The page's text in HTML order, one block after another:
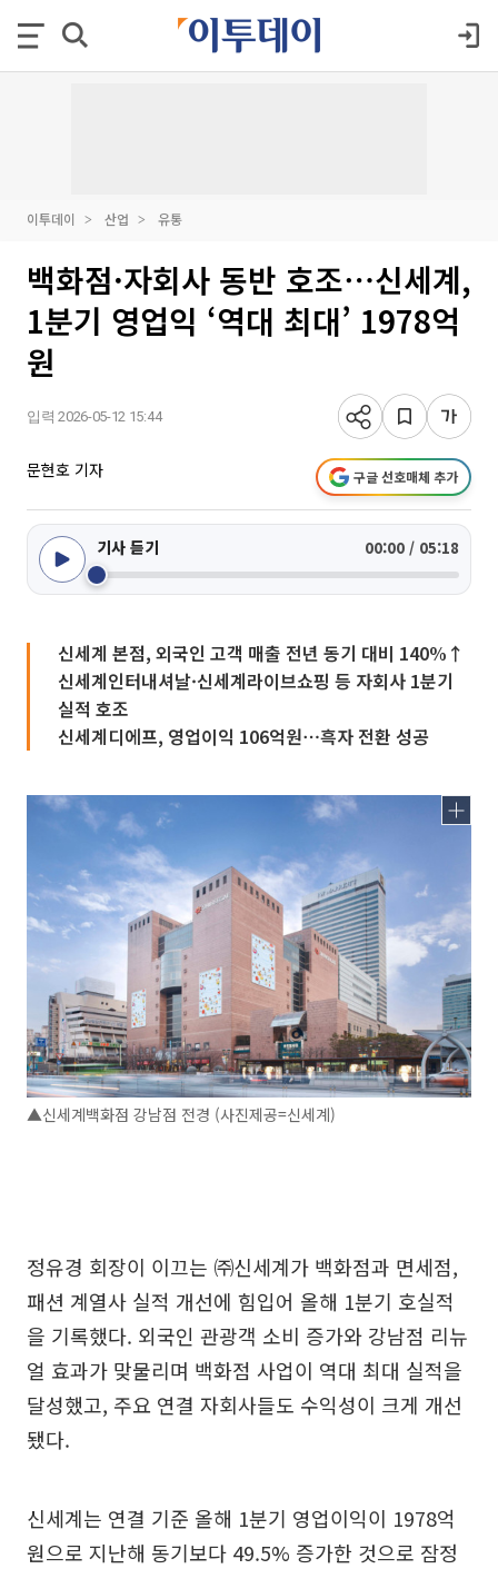
이투데이 산업 유통
백화점·자회사 동반 호조⋯신세계,
1분기 영업익 ‘역대 최대’ 1978억
원
입력 2026-05-12 15:44
문현호 기자 구글 선호매체 추가
기사 듣기 00:00 / 05:18
신세계 본점, 외국인 고객 매출 전년 동기 대비 140%↑
신세계인터내셔날·신세계라이브쇼핑 등 자회사 1분기
실적 호조
신세계디에프, 영업이익 106억원⋯흑자 전환 성공
▲신세계백화점 강남점 전경 (사진제공=신세계)
정유경 회장이 이끄는 ㈜신세계가 백화점과 면세점,
패션 계열사 실적 개선에 힘입어 올해 1분기 호실적
을 기록했다. 외국인 관광객 소비 증가와 강남점 리뉴
얼 효과가 맞물리며 백화점 사업이 역대 최대 실적을
달성했고, 주요 연결 자회사들도 수익성이 크게 개선
됐다.
신세계는 연결 기준 올해 1분기 영업이익이 1978억
원으로 지난해 동기보다 49.5% 증가한 것으로 잠정